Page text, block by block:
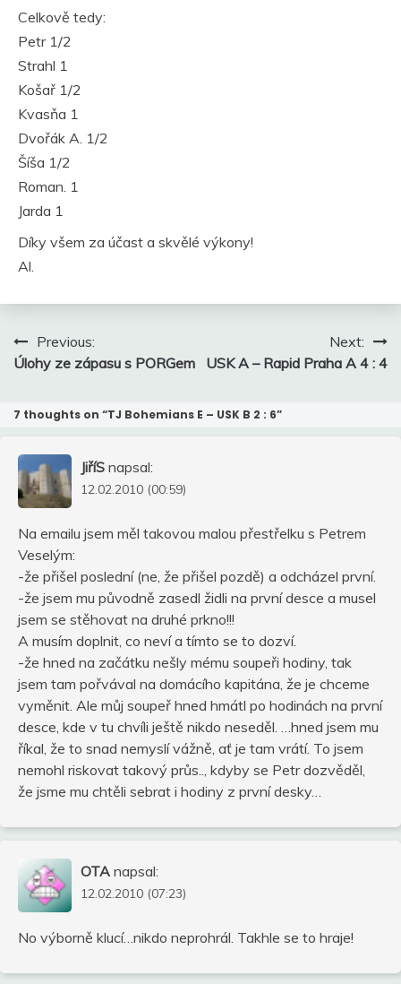
Celkově tedy:
Petr 1/2
Strahl 1
Košař 1/2
Kvasňa 1
Dvořák A. 1/2
Šíša 1/2
Roman. 1
Jarda 1
Díky všem za účast a skvělé výkony!
Al.
Navigace
pro
příspěvek
Previous:
Úlohy ze zápasu s PORGem
Next:
USK A – Rapid Praha A 4 : 4
7 thoughts on “TJ Bohemians E – USK B 2 : 6”
JiříS napsal:
12.02.2010 (00:59)
Na emailu jsem měl takovou malou přestřelku s Petrem
Veselým:
-že přišel poslední (ne, že přišel pozdě) a odcházel první.
-že jsem mu původně zasedl židli na první desce a musel
jsem se stěhovat na druhé prkno!!!
A musím doplnit, co neví a tímto se to dozví.
-že hned na začátku nešly mému soupeři hodiny, tak
jsem tam pořvával na domácího kapitána, že je chceme
vyměnit. Ale můj soupeř hned hmátl po hodinách na první
desce, kde v tu chvíli ještě nikdo neseděl. …hned jsem mu
říkal, že to snad nemyslí vážně, ať je tam vrátí. To jsem
nemohl riskovat takový průs.., kdyby se Petr dozvěděl,
že jsme mu chtěli sebrat i hodiny z první desky…
OTA napsal:
12.02.2010 (07:23)
No výborně klucí…nikdo neprohrál. Takhle se to hraje!